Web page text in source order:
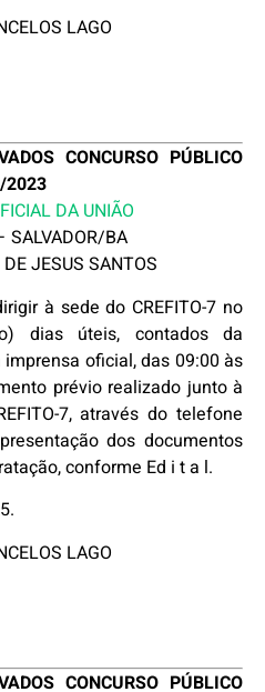
LAGO
CONCURSO PÚBLICO
2023
DA UNIÃO
SALVADOR/BA
JESUS SANTOS
à sede do CREFITO-7 no
dias úteis, contados da
oficial, das 09:00 às
prévio realizado junto à
7, através do telefone
dos documentos
conforme Ed i t a l.
LAGO
CONCURSO PÚBLICO